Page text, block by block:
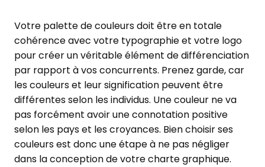
Votre palette de couleurs doit être en totale
cohérence avec votre typographie et votre logo
pour créer un véritable élément de différenciation
par rapport à vos concurrents. Prenez garde, car
les couleurs et leur signification peuvent être
différentes selon les individus. Une couleur ne va
pas forcément avoir une connotation positive
selon les pays et les croyances. Bien choisir ses
couleurs est donc une étape à ne pas négliger
dans la conception de votre charte graphique.